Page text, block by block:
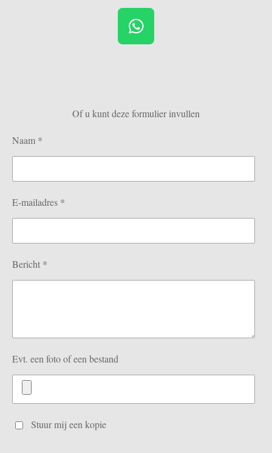
W
h
A
p
Of u kunt deze formulier invullen
Naam *
E-mailadres *
Bericht *
Evt. een foto of een bestand
Stuur mij een kopie